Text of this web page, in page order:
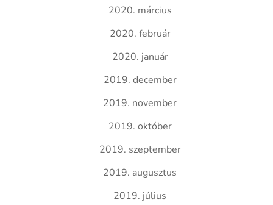
2020. március
2020. február
2020. január
2019. december
2019. november
2019. október
2019. szeptember
2019. augusztus
2019. július